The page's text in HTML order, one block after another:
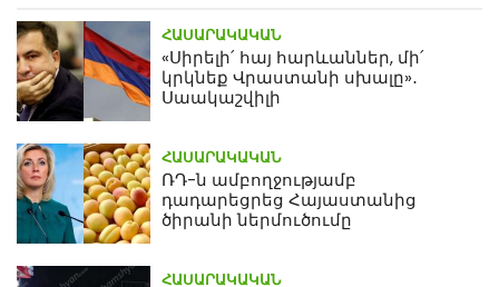
ՀԱՍԱՐԱԿԱԿԱՆ
«Սիրելի՛ հայ հարևաններ, մի՛
կրկնեք Վրաստանի սխալը»․
Սաակաշվիլի
ՀԱՍԱՐԱԿԱԿԱՆ
ՌԴ-ն ամբողջությամբ
դադարեցրեց Հայաստանից
ծիրանի ներմուծումը
ՀԱՍԱՐԱԿԱԿԱՆ